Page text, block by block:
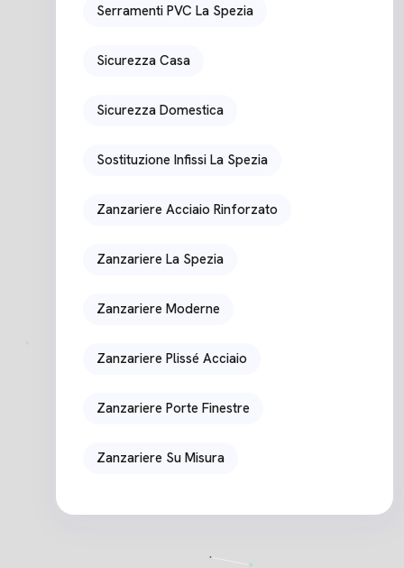
Serramenti PVC La Spezia
Sicurezza Casa
Sicurezza Domestica
Sostituzione Infissi La Spezia
Zanzariere Acciaio Rinforzato
Zanzariere La Spezia
Zanzariere Moderne
Zanzariere Plissé Acciaio
Zanzariere Porte Finestre
Zanzariere Su Misura